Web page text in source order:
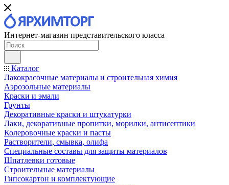
Интернет-магазин представительского класса
Каталог
Лакокрасочные материалы и строительная химия
Аэрозольные материалы
Краски и эмали
Грунты
Декоративные краски и штукатурки
Лаки, декоративные пропитки, морилки, антисептики
Колеровочные краски и пасты
Растворители, смывка, олифа
Специальные составы для защиты материалов
Шпатлевки готовые
Строительные материалы
Гипсокартон и комплектующие